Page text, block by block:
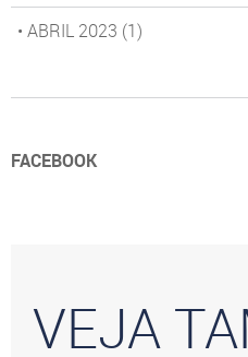
• ABRIL 2023 (1)
FACEBOOK
VEJA